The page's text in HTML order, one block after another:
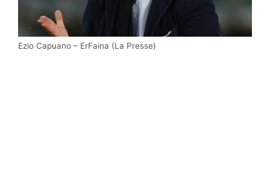
Ezio Capuano – ErFaina (La Presse)